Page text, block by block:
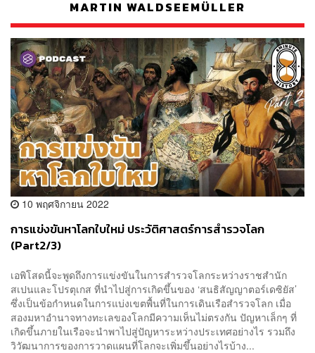
MARTIN WALDSEEMÜLLER
10 พฤศจิกายน 2022
การแข่งขันหาโลกใบใหม่ ประวัติศาสตร์การสำรวจโลก
(Part2/3)
เอพิโสดนี้จะพูดถึงการแข่งขันในการสำรวจโลกระหว่างราชสำนัก
สเปนและโปรตุเกส ที่นำไปสู่การเกิดขึ้นของ ‘สนธิสัญญาตอร์เดซิยัส’
ซึ่งเป็นข้อกำหนดในการแบ่งเขตพื้นที่ในการเดินเรือสำรวจโลก เมื่อ
สองมหาอำนาจทางทะเลของโลกมีความเห็นไม่ตรงกัน ปัญหาเล็กๆ ที่
เกิดขึ้นภายในเรือจะนำพาไปสู่ปัญหาระหว่างประเทศอย่างไร รวมถึง
วิวัฒนาการของการวาดแผนที่โลกจะเพิ่มขึ้นอย่างไรบ้าง...